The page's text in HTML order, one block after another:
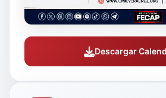
Descargar